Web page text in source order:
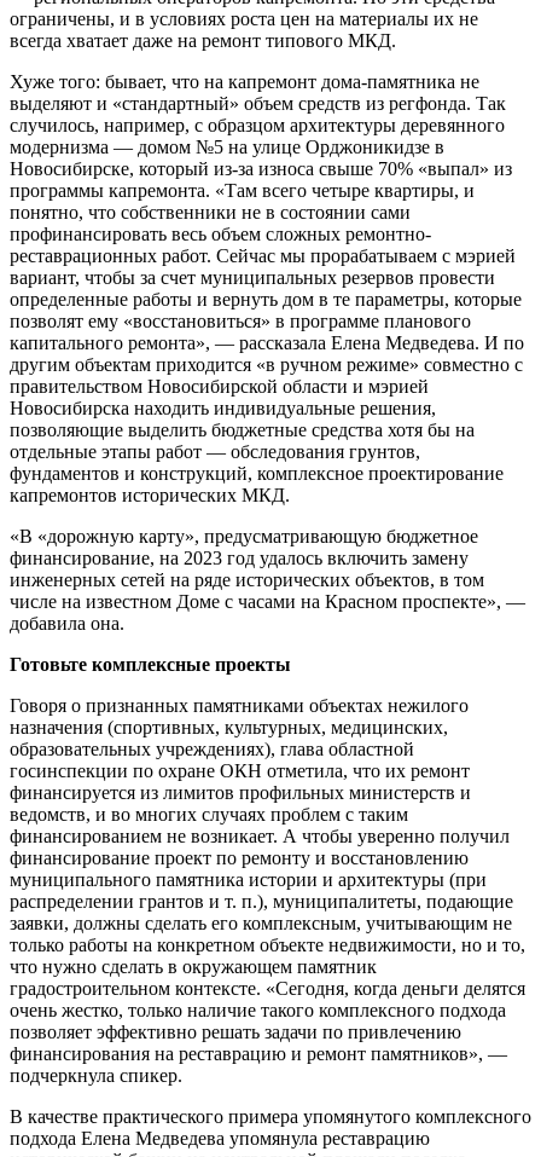
ограничены, и в условиях роста цен на материалы их не
всегда хватает даже на ремонт типового МКД.
Хуже того: бывает, что на капремонт дома-памятника не
выделяют и «стандартный» объем средств из регфонда. Так
случилось, например, с образцом архитектуры деревянного
модернизма — домом №5 на улице Орджоникидзе в
Новосибирске, который из-за износа свыше 70% «выпал» из
программы капремонта. «Там всего четыре квартиры, и
понятно, что собственники не в состоянии сами
профинансировать весь объем сложных ремонтно-
реставрационных работ. Сейчас мы прорабатываем с мэрией
вариант, чтобы за счет муниципальных резервов провести
определенные работы и вернуть дом в те параметры, которые
позволят ему «восстановиться» в программе планового
капитального ремонта», — рассказала Елена Медведева. И по
другим объектам приходится «в ручном режиме» совместно с
правительством Новосибирской области и мэрией
Новосибирска находить индивидуальные решения,
позволяющие выделить бюджетные средства хотя бы на
отдельные этапы работ — обследования грунтов,
фундаментов и конструкций, комплексное проектирование
капремонтов исторических МКД.
«В «дорожную карту», предусматривающую бюджетное
финансирование, на 2023 год удалось включить замену
инженерных сетей на ряде исторических объектов, в том
числе на известном Доме с часами на Красном проспекте», —
добавила она.
Готовьте комплексные проекты
Говоря о признанных памятниками объектах нежилого
назначения (спортивных, культурных, медицинских,
образовательных учреждениях), глава областной
госинспекции по охране ОКН отметила, что их ремонт
финансируется из лимитов профильных министерств и
ведомств, и во многих случаях проблем с таким
финансированием не возникает. А чтобы уверенно получил
финансирование проект по ремонту и восстановлению
муниципального памятника истории и архитектуры (при
распределении грантов и т. п.), муниципалитеты, подающие
заявки, должны сделать его комплексным, учитывающим не
только работы на конкретном объекте недвижимости, но и то,
что нужно сделать в окружающем памятник
градостроительном контексте. «Сегодня, когда деньги делятся
очень жестко, только наличие такого комплексного подхода
позволяет эффективно решать задачи по привлечению
финансирования на реставрацию и ремонт памятников», —
подчеркнула спикер.
В качестве практического примера упомянутого комплексного
подхода Елена Медведева упомянула реставрацию